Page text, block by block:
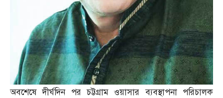
অবশেষে দীর্ঘদিন পর চট্টগ্রাম ওয়াসার ব্যবস্থাপনা পরিচালক